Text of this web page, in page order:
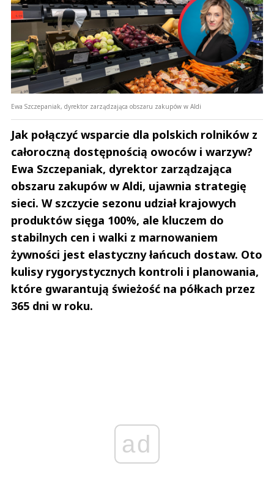
Ewa Szczepaniak, dyrektor zarządzająca obszaru zakupów w Aldi
Jak połączyć wsparcie dla polskich rolników z
całoroczną dostępnością owoców i warzyw?
Ewa Szczepaniak, dyrektor zarządzająca
obszaru zakupów w Aldi, ujawnia strategię
sieci. W szczycie sezonu udział krajowych
produktów sięga 100%, ale kluczem do
stabilnych cen i walki z marnowaniem
żywności jest elastyczny łańcuch dostaw. Oto
kulisy rygorystycznych kontroli i planowania,
które gwarantują świeżość na półkach przez
365 dni w roku.
ad